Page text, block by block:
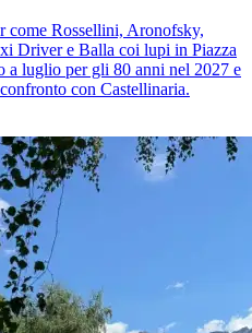
come Rossellini, Aronofsky,
Driver e Balla coi lupi in Piazza
a luglio per gli 80 anni nel 2027 e
con Castellinaria.